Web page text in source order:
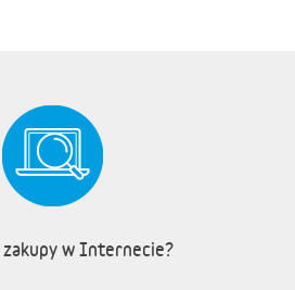
zakupy w Internecie?